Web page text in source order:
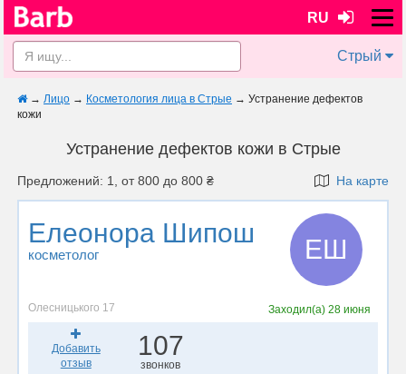
RU
Стрый
→ Лицо → Косметология лица в Стрые → Устранение дефектов
кожи
Устранение дефектов кожи в Стрые
Предложений: 1, от 800 до 800 ₴ На карте
Елеонора Шипош
косметолог ЕШ
Олесницького 17 Заходил(а)28 июня
Добавить
отзыв
107
звонков